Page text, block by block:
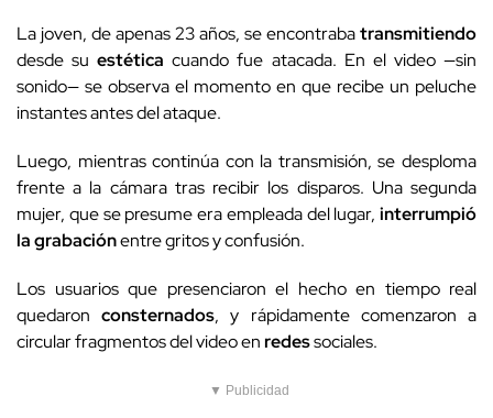
La joven, de apenas 23 años, se encontrabatransmitiendo
desde suestética cuando fue atacada. En el video —sin
sonido— se observa el momento en que recibe un peluche
instantes antes del ataque.
Luego, mientras continúa con la transmisión, se desploma
frente a la cámara tras recibir los disparos. Una segunda
mujer, que se presume era empleada del lugar, interrumpió
la grabaciónentre gritos y confusión.
Los usuarios que presenciaron el hecho en tiempo real
quedaronconsternados, y rápidamente comenzaron a
circular fragmentos del video enredessociales.
▼ Publicidad